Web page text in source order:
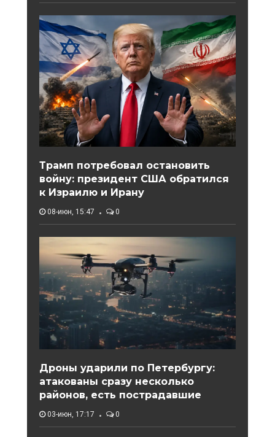
Трамп потребовал остановить
войну: президент США обратился
к Израилю и Ирану
08-июн, 15:47 0
Дроны ударили по Петербургу:
атакованы сразу несколько
районов, есть пострадавшие
03-июн, 17:17 0